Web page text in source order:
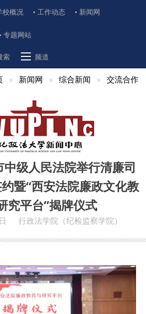
校概况 工作动态 新闻网
专题网站
索 频道
新闻网 综合新闻 交流合作
级人民法院举行清廉司
暨“西安法院廉政文化教
究平台”揭牌仪式
行政法学院（纪检监察学院）